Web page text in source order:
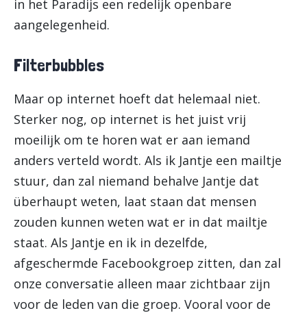
in het Paradijs een redelijk openbare
aangelegenheid.
Filterbubbles
Maar op internet hoeft dat helemaal niet.
Sterker nog, op internet is het juist vrij
moeilijk om te horen wat er aan iemand
anders verteld wordt. Als ik Jantje een mailtje
stuur, dan zal niemand behalve Jantje dat
überhaupt weten, laat staan dat mensen
zouden kunnen weten wat er in dat mailtje
staat. Als Jantje en ik in dezelfde,
afgeschermde Facebookgroep zitten, dan zal
onze conversatie alleen maar zichtbaar zijn
voor de leden van die groep. Vooral voor de